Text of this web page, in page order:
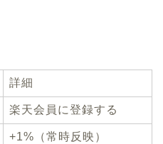
詳細
楽天会員に登録する
+1%（常時反映）